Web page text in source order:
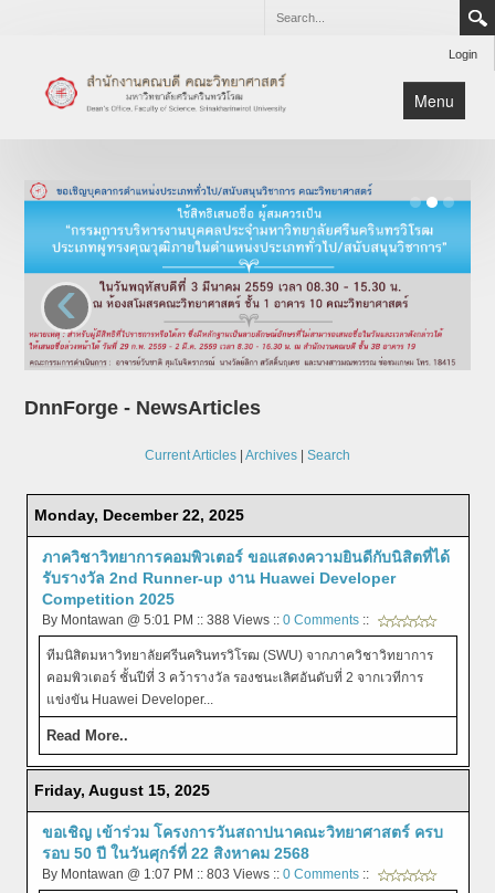
Login
Menu
บริการ
ดาวน์โหลด
ติดต่อ
หน้าหลัก
‹
DnnForge - NewsArticles
Current Articles Archives Search
Monday, December 22, 2025
ภาควิชาวิทยาการคอมพิวเตอร์ ขอแสดงความยินดีกับนิสิตที่ได้
รับรางวัล 2nd Runner-up งาน Huawei Developer
Competition 2025
By Montawan @ 5:01 PM :: 388 Views :: 0 Comments::
ทีมนิสิตมหาวิทยาลัยศรีนครินทรวิโรฒ (SWU) จากภาควิชาวิทยาการ
คอมพิวเตอร์ ชั้นปีที่ 3 คว้ารางวัล รองชนะเลิศอันดับที่ 2 จากเวทีการ
แข่งขัน Huawei Developer...
Read More..
Friday, August 15, 2025
ขอเชิญ เข้าร่วม โครงการวันสถาปนาคณะวิทยาศาสตร์ ครบ
รอบ 50 ปี ในวันศุกร์ที่ 22 สิงหาคม 2568
By Montawan @ 1:07 PM :: 803 Views :: 0 Comments::